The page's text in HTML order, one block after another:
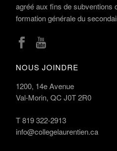
agréé aux fins de subventions
formation générale du
NOUS JOINDRE
1200, 14e Avenue
Val-Morin, QC J0T 2R0
T819 322-2913
info@collegelaurentien.ca